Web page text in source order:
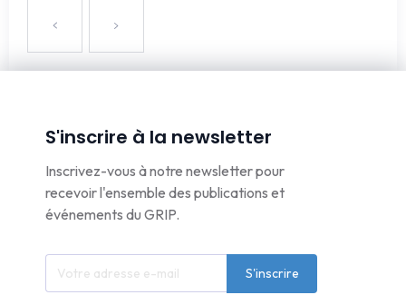
S'inscrire à la newsletter
Inscrivez-vous à notre newsletter pour
recevoir l'ensemble des publications et
événements du GRIP.
S'inscrire